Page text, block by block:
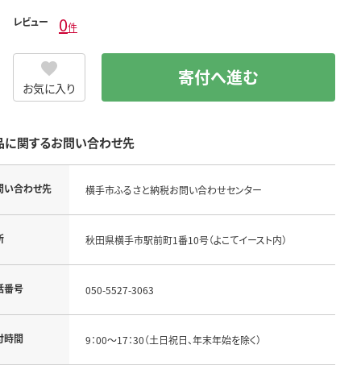
レビュー 0件
お気に入り 寄付へ進む
に関するお問い合わせ先
い合わせ先 横手市ふるさと納税お問い合わせセンター
秋田県横手市駅前町1番10号（よこてイースト内）
番号 050-5527-3063
時間 9：00～17：30（土日祝日、年末年始を除く）